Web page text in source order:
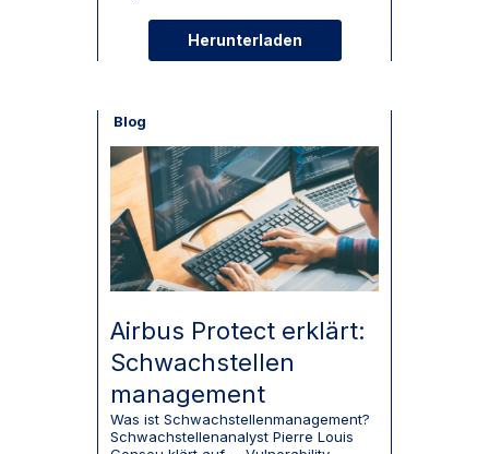
Herunterladen
Blog
Airbus Protect erklärt:
Schwachstellen
management
Was ist Schwachstellenmanagement?
Schwachstellenanalyst Pierre Louis